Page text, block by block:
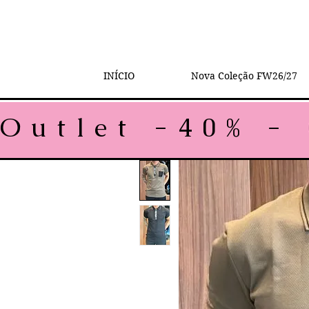
INÍCIO Nova Coleção FW26/27
Outlet -40% -